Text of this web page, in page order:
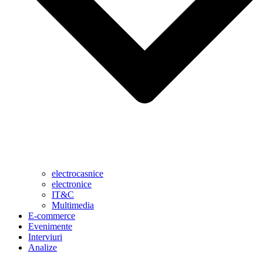
electrocasnice
electronice
IT&C
Multimedia
E-commerce
Evenimente
Interviuri
Analize